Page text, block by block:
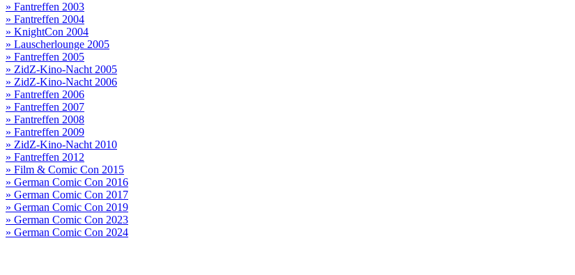
» Fantreffen 2003
» Fantreffen 2004
» KnightCon 2004
» Lauscherlounge 2005
» Fantreffen 2005
» ZidZ-Kino-Nacht 2005
» ZidZ-Kino-Nacht 2006
» Fantreffen 2006
» Fantreffen 2007
» Fantreffen 2008
» Fantreffen 2009
» ZidZ-Kino-Nacht 2010
» Fantreffen 2012
» Film & Comic Con 2015
» German Comic Con 2016
» German Comic Con 2017
» German Comic Con 2019
» German Comic Con 2023
» German Comic Con 2024